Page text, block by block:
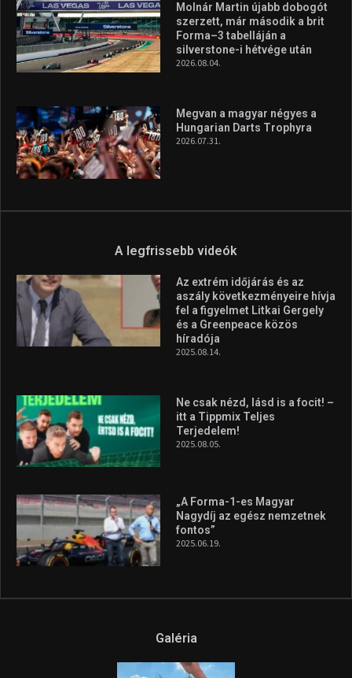
Molnár Martin újabb dobogót
szerzett, már második a brit
Forma–3 tabelláján a
silverstone-i hétvége után
2026.08.04.
Megvan a magyar négyes a
Hungarian Darts Trophyra
2026.07.31.
A legfrissebb videók
Az extrém időjárás és az
aszály következményeire hívja
fel a figyelmet Litkai Gergely
és a Greenpeace közös
híradója
2025.08.14.
Ne csak nézd, lásd is a focit! –
itt a Tippmix Teljes
Terjedelem!
2025.08.05.
„A Forma-1-es Magyar
Nagydíj az egész nemzetnek
fontos”
2025.06.19.
Galéria